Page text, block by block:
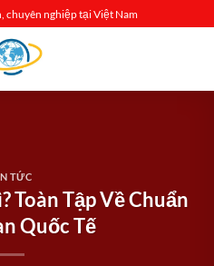
chuyên nghiệp tại Việt Nam
TỨC
Toàn Tập Về Chuẩn
Quốc Tế